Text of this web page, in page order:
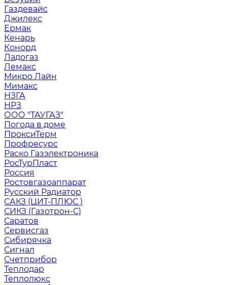
Газдевайс
Джилекс
Ермак
Кенарь
Конорд
Ладогаз
Лемакс
Микро Лайн
Мимакс
НЗГА
НРЗ
ООО "ТАУГАЗ"
Погода в доме
ПроксиТерм
Профресурс
Раско Газэлектроника
РосТурПласт
Россия
Ростовгазоаппарат
Русский Радиатор
САКЗ (ЦИТ-ПЛЮС )
СИКЗ (Газотрон-С)
Саратов
Сервисгаз
Сибирячка
Сигнал
Счетприбор
Теплодар
Теплолюкс